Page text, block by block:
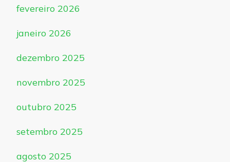
fevereiro 2026
janeiro 2026
dezembro 2025
novembro 2025
outubro 2025
setembro 2025
agosto 2025